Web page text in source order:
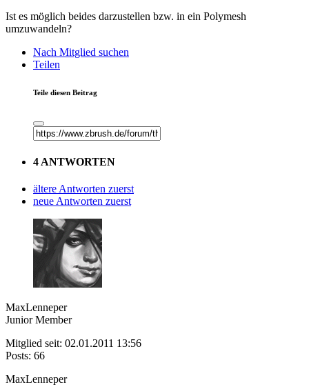
Ist es möglich beides darzustellen bzw. in ein Polymesh
umzuwandeln?
Nach Mitglied suchen
Teilen
Teile diesen Beitrag
4 ANTWORTEN
ältere Antworten zuerst
neue Antworten zuerst
MaxLenneper
Junior Member
Mitglied seit: 02.01.2011 13:56
Posts: 66
MaxLenneper